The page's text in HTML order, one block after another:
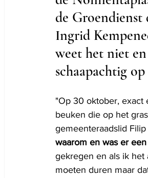
de Groendienst
Ingrid
weet het niet
schaapachtig
"Op 30 oktober, exact
beuken die op het
gemeenteraadslid
waarom en was er
gekregen en als ik
moeten duren maar